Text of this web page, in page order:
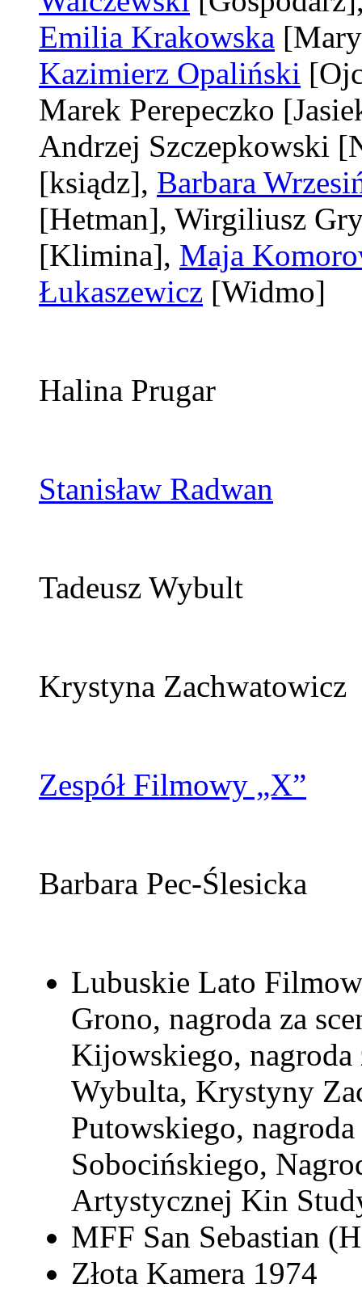
Emilia Krakowska
Kazimierz Opaliński
Marek Perepeczko
Andrzej Szczepkowski
[ksiądz], Barbara
[Hetman], Wirgiliusz
[Klimina], Maja
Łukaszewicz [Widmo]
Halina Prugar
Stanisław Radwan
Tadeusz Wybult
Krystyna Zachwatowicz
Zespół Filmowy „X”
Barbara Pec-Ślesicka
Lubuskie Lato
Grono, nagroda za
Kijowskiego, nagroda
Wybulta, Krystyny
Putowskiego,
Sobocińskiego,
Artystycznej Kin
MFF San Sebastian
Złota Kamera 1974